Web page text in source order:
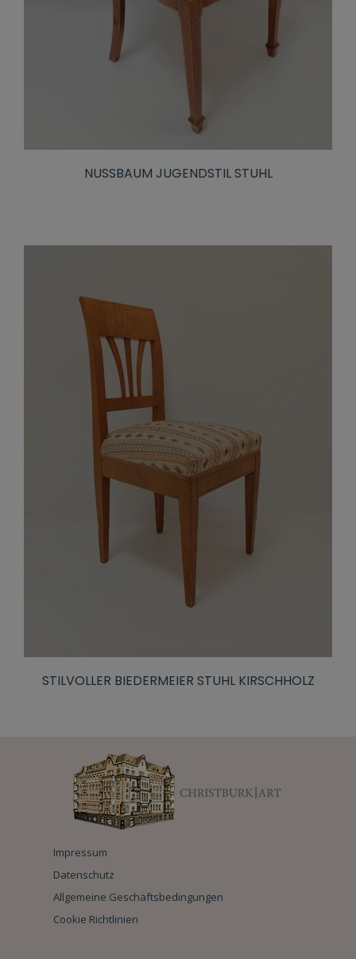
NUSSBAUM JUGENDSTIL STUHL
STILVOLLER BIEDERMEIER STUHL KIRSCHHOLZ
Impressum
Datenschutz
Allgemeine Geschäftsbedingungen
Cookie Richtlinien